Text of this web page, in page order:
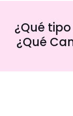
¿Qué
¿Qué